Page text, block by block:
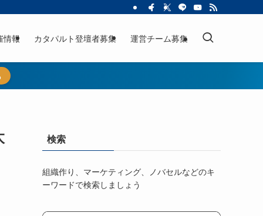
情報 カタパルト登壇者募集 運営チーム募集
検索
組織作り、マーケティング、ノバセルなどのキ
ーワードで検索しましょう